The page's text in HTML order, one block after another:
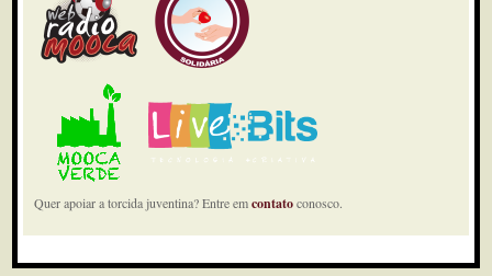
Quer apoiar a torcida juventina? Entre emcontatoconosco.